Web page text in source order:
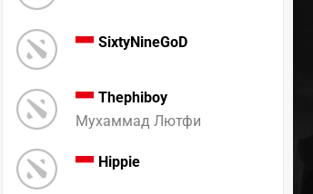
SixtyNineGoD
Thephiboy
Мухаммад Лютфи
Hippie